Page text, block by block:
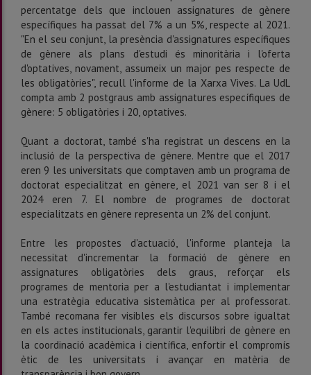
percentatge dels que inclouen assignatures de gènere
específiques ha passat del 7% a un 5%, respecte al 2021.
"En el seu conjunt, la presència d'assignatures específiques
de gènere als plans d'estudi és minoritària i l'oferta
d'optatives, novament, assumeix un major pes respecte de
les obligatòries", recull l'informe de la Xarxa Vives. La UdL
compta amb 2 postgraus amb assignatures específiques de
gènere: 5 obligatòries i 20, optatives.
Quant a doctorat, també s'ha registrat un descens en la
inclusió de la perspectiva de gènere. Mentre que el 2017
eren 9 les universitats que comptaven amb un programa de
doctorat especialitzat en gènere, el 2021 van ser 8 i el
2024 eren 7. El nombre de programes de doctorat
especialitzats en gènere representa un 2% del conjunt.
Entre les propostes d'actuació, l'informe planteja la
necessitat d'incrementar la formació de gènere en
assignatures obligatòries dels graus, reforçar els
programes de mentoria per a l'estudiantat i implementar
una estratègia educativa sistemàtica per al professorat.
També recomana fer visibles els discursos sobre igualtat
en els actes institucionals, garantir l'equilibri de gènere en
la coordinació acadèmica i científica, enfortir el compromís
ètic de les universitats i avançar en matèria de